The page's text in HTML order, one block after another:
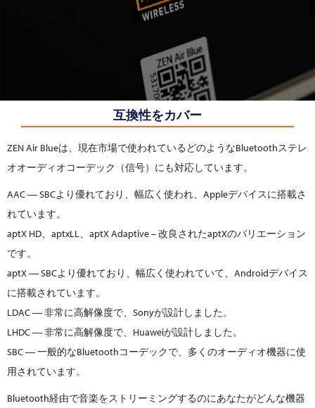
互換性をカバー
ZEN Air Blueは、現在市場で使われているどのようなBluetoothステレ
オオーディオコーデック（信号）にも対応しています。
AAC ― SBCより優れており、幅広く使われ、Appleデバイスに搭載さ
れています。
aptX HD、aptxLL、aptX Adaptive – 改良されたaptXのバリエーション
です。
aptX ― SBCより優れており、幅広く使われていて、Androidデバイス
に搭載されています。
LDAC ― 非常に高解像度で、Sonyが設計しました。
LHDC ― 非常に高解像度で、Huaweiが設計しました。
SBC ― 一般的なBluetoothコーデックで、多くのオーディオ機器に使
用されています。
Bluetooth経由で音楽をストリーミングするのにあなたがどんな機器